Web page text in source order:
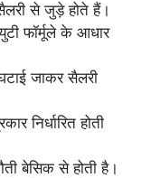
से जुड़े होते हैं।
फॉर्मूले के आधार
जाकर सैलरी
निर्धारित होती
बेसिक से होती है।